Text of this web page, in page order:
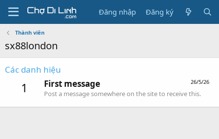
Đăng nhập Đăng ký
Thành viên
sx88london
Các danh hiệu
1 26/5/26
First message
Post a message somewhere on the site to receive this.